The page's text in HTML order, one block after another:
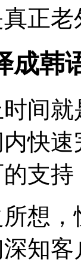
正
成韩
间
快
支持
所想
知客